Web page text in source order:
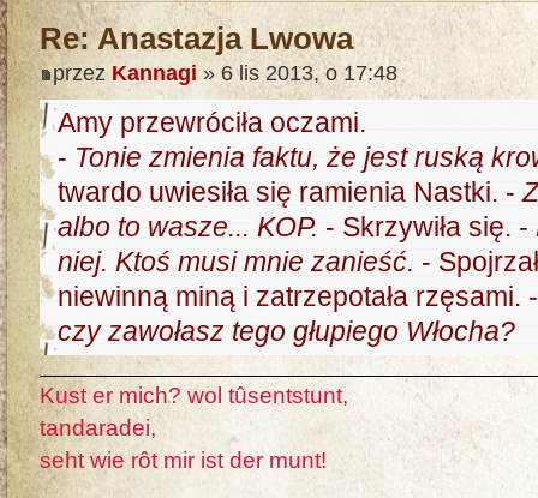
Re: Anastazja Lwowa
przez Kannagi » 6 lis 2013, o 17:48
Amy przewróciła oczami.
- Tonie zmienia faktu, że jest ruską
twardo uwiesiła się ramienia Nastki. -
albo to wasze... KOP. - Skrzywiła się. -
niej. Ktoś musi mnie zanieść. -
niewinną miną i zatrzepotała rzęsami.
czy zawołasz tego głupiego Włocha?
Kust er mich? wol tûsentstunt,
tandaradei,
seht wie rôt mir ist der munt!